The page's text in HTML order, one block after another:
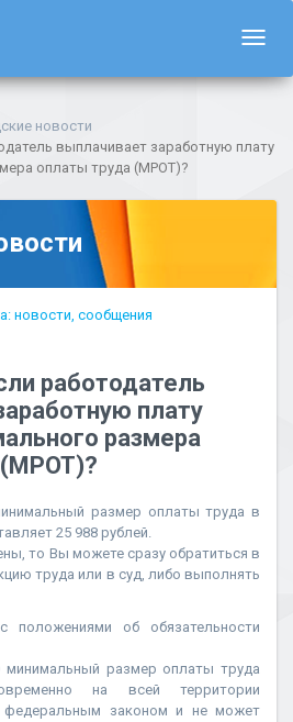
новости
выплачивает заработную плату
оплаты труда (МРОТ)?
новости, сообщения
работодатель
плату
размера
(МРОТ)?
размер оплаты труда в
25 988 рублей.
то Вы можете сразу обратиться в
труда или в суд, либо выполнять
положениями об обязательности
минимальный размер оплаты труда
на всей территории
федеральным законом и не может